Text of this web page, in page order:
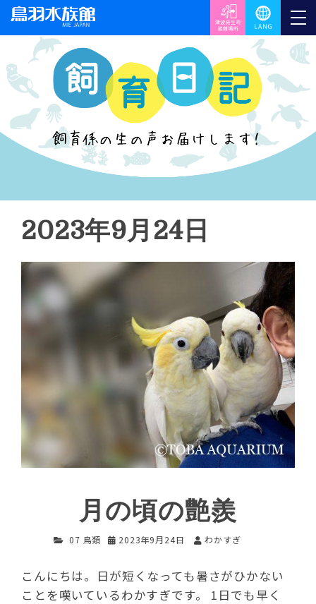
2023年9月24日
月の頃の艶羨
07 鳥類 2023年9月24日 わかすぎ
こんにちは。日が短くなっても暑さがひかない
ことを嘆いているわかすぎです。 1日でも早く